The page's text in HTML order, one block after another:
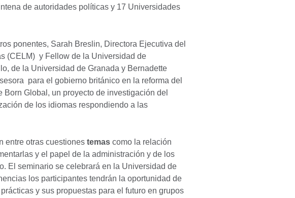
de autoridades políticas y 17 Universidades
ponentes, Sarah Breslin, Directora Ejecutiva del
(CELM) y Fellow de la Universidad de
de la Universidad de Granada y Bernadette
para el gobierno británico en la reforma del
Global, un proyecto de investigación del
de los idiomas respondiendo a las
entre otras cuestiones temas como la relación
y el papel de la administración y de los
El seminario se celebrará en la Universidad de
los participantes tendrán la oportunidad de
y sus propuestas para el futuro en grupos